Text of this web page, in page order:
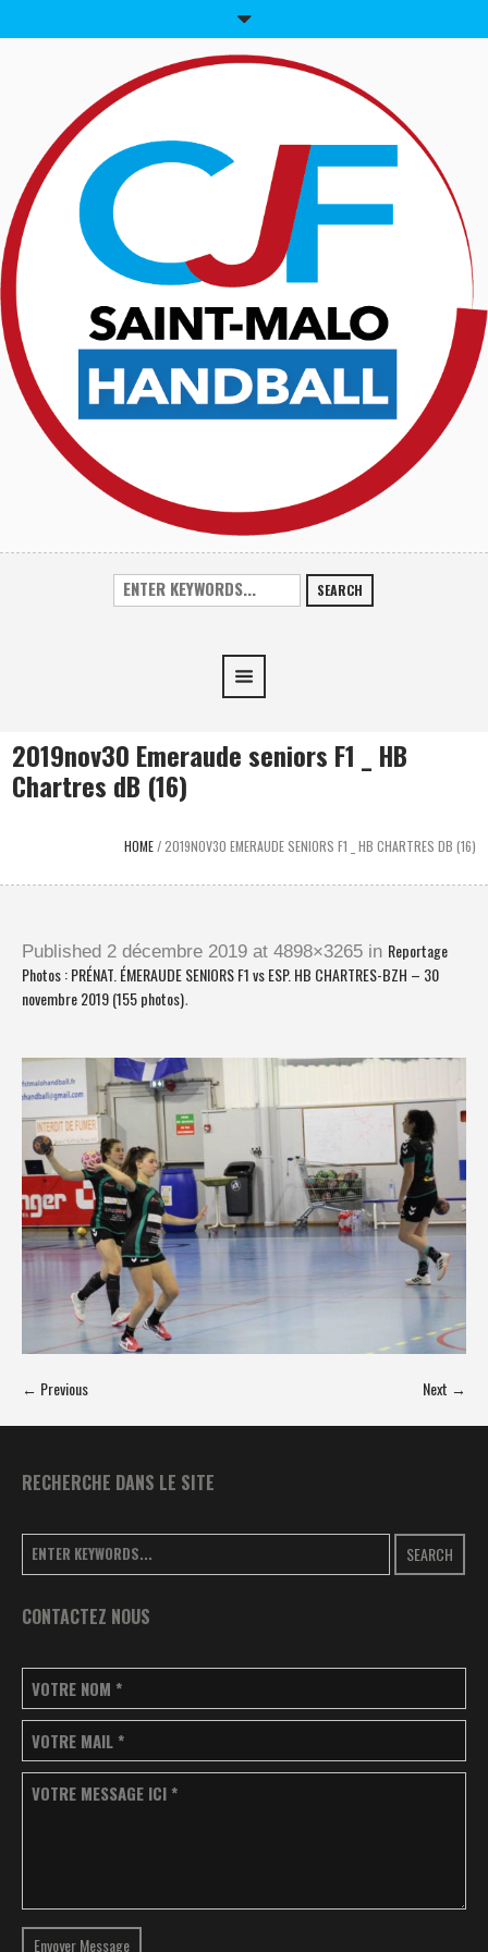
SEARCH
2019nov30 Emeraude seniors F1 _ HB
Chartres dB (16)
HOME/2019NOV30 EMERAUDE SENIORS F1 _ HB CHARTRES DB (16)
Published 2 décembre 2019 at 4898×3265 in Reportage
Photos : PRÉNAT. ÉMERAUDE SENIORS F1 vs ESP. HB CHARTRES-BZH – 30
novembre 2019 (155 photos).
← Previous Next →
RECHERCHE DANS LE SITE
SEARCH
CONTACTEZ NOUS
VOTRE NOM *
VOTRE MAIL *
VOTRE MESSAGE ICI *
Envoyer Message